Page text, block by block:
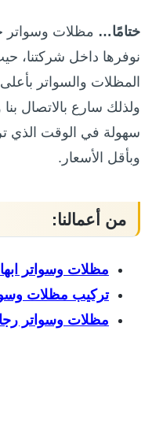
ختامًا… مظلات وسواتر
نوفرها داخل شركتنا،
المظلات والسواتر
ولذلك سارع بالاتصال
سهولة في الوقت الذي
وبأقل الأسعار.
من أعمالنا:
مظلات وسواتر ابها
تركيب مظلات
مظلات وسواتر